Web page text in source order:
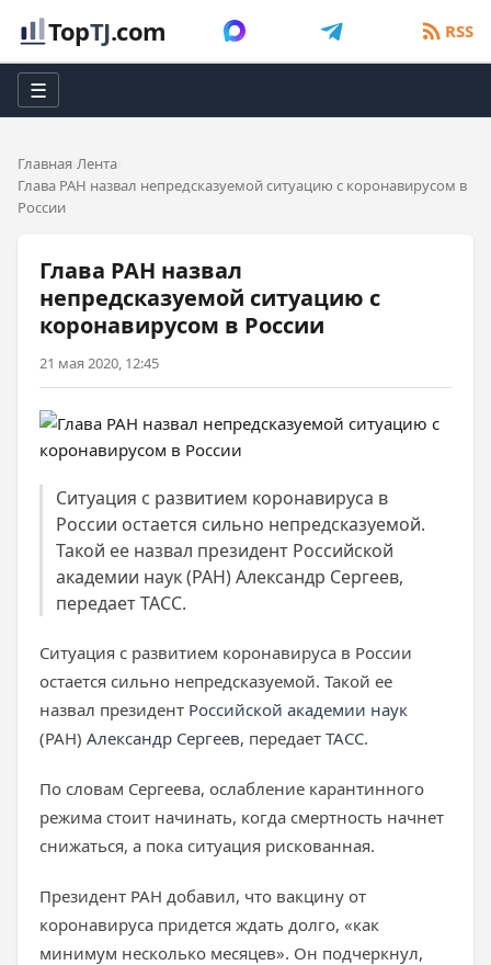
TopTJ.com RSS
☰
Главная Лента
Глава РАН назвал непредсказуемой ситуацию с коронавирусом в
России
Глава РАН назвал
непредсказуемой ситуацию с
коронавирусом в России
21 мая 2020, 12:45
Ситуация с развитием коронавируса в
России остается сильно непредсказуемой.
Такой ее назвал президент Российской
академии наук (РАН) Александр Сергеев,
передает ТАСС.
Ситуация с развитием коронавируса в России
остается сильно непредсказуемой. Такой ее
назвал президент Российской академии наук
(РАН) Александр Сергеев, передает ТАСС.
По словам Сергеева, ослабление карантинного
режима стоит начинать, когда смертность начнет
снижаться, а пока ситуация рискованная.
Президент РАН добавил, что вакцину от
коронавируса придется ждать долго, «как
минимум несколько месяцев». Он подчеркнул,